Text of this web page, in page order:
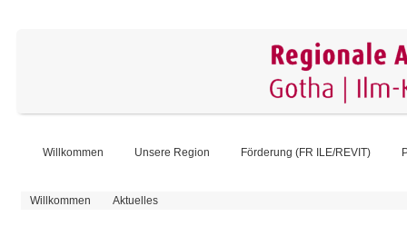
Willkommen Unsere Region Förderung (FR ILE/REVIT)
Sie sind hier
Willkommen Aktuelles